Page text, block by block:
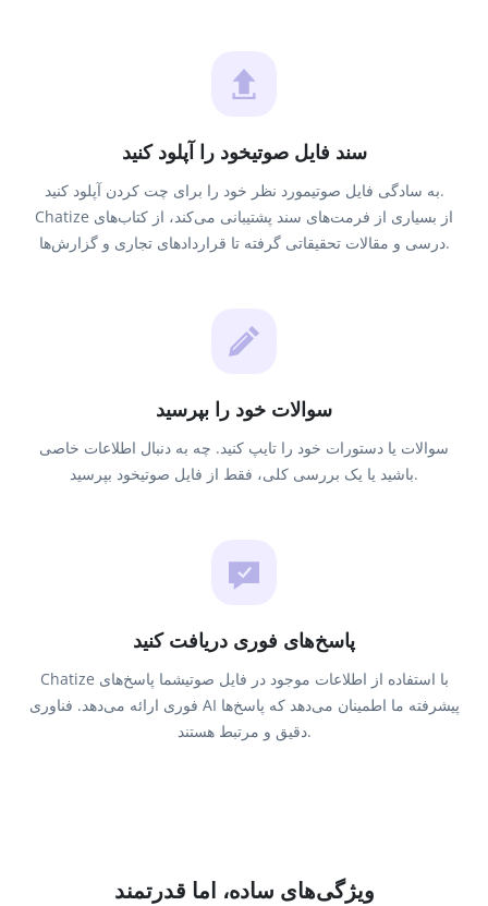
سند فایل صوتیخود را آپلود کنید
به سادگی فایل صوتیمورد نظر خود را برای چت کردن آپلود کنید.
Chatize از بسیاری از فرمت‌های سند پشتیبانی می‌کند، از کتاب‌های
درسی و مقالات تحقیقاتی گرفته تا قراردادهای تجاری و گزارش‌ها.
سوالات خود را بپرسید
سوالات یا دستورات خود را تایپ کنید. چه به دنبال اطلاعات خاصی
باشید یا یک بررسی کلی، فقط از فایل صوتیخود بپرسید.
پاسخ‌های فوری دریافت کنید
Chatize با استفاده از اطلاعات موجود در فایل صوتیشما پاسخ‌های
فوری ارائه می‌دهد. فناوری AI پیشرفته ما اطمینان می‌دهد که پاسخ‌ها
دقیق و مرتبط هستند.
ویژگی‌های ساده، اما قدرتمند